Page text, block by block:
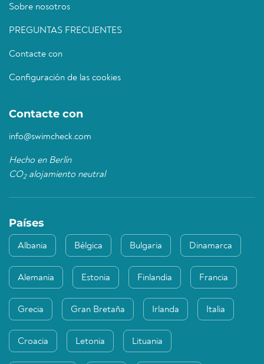
Sobre nosotros
PREGUNTAS FRECUENTES
Contacte con
Configuración de las cookies
Contacte con
info@swimcheck.com
Hecho en Berlín
CO2alojamiento neutral
Países
Albania Bélgica Bulgaria Dinamarca
Alemania Estonia Finlandia Francia
Grecia Gran Bretaña Irlanda Italia
Croacia Letonia Lituania